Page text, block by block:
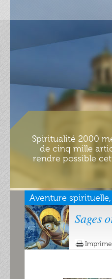
Spiritualité 2000
de cinq mille
rendre possible
Aventure spirituelle,
Sages